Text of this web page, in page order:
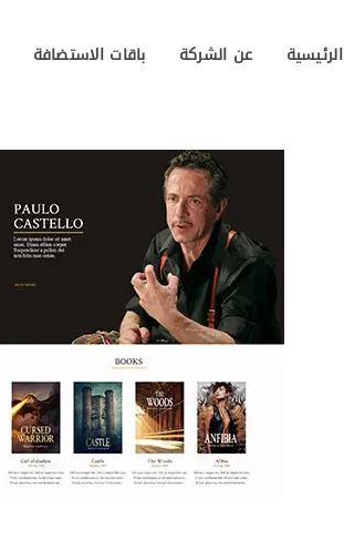
عن الشركة باقات الاستضافة